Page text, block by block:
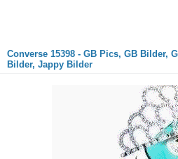
Converse 15398 - GB Pics, GB Bilder,
Bilder, Jappy Bilder